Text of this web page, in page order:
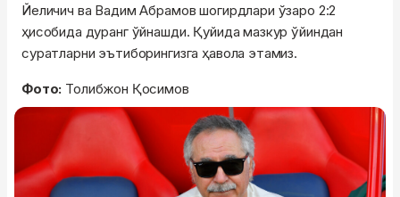
Йеличич ва Вадим Абрамов шогирдлари ўзаро 2:2
ҳисобида дуранг ўйнашди. Қуйида мазкур ўйиндан
суратларни эътиборингизга ҳавола этамиз.
Фото: Толибжон Қосимов